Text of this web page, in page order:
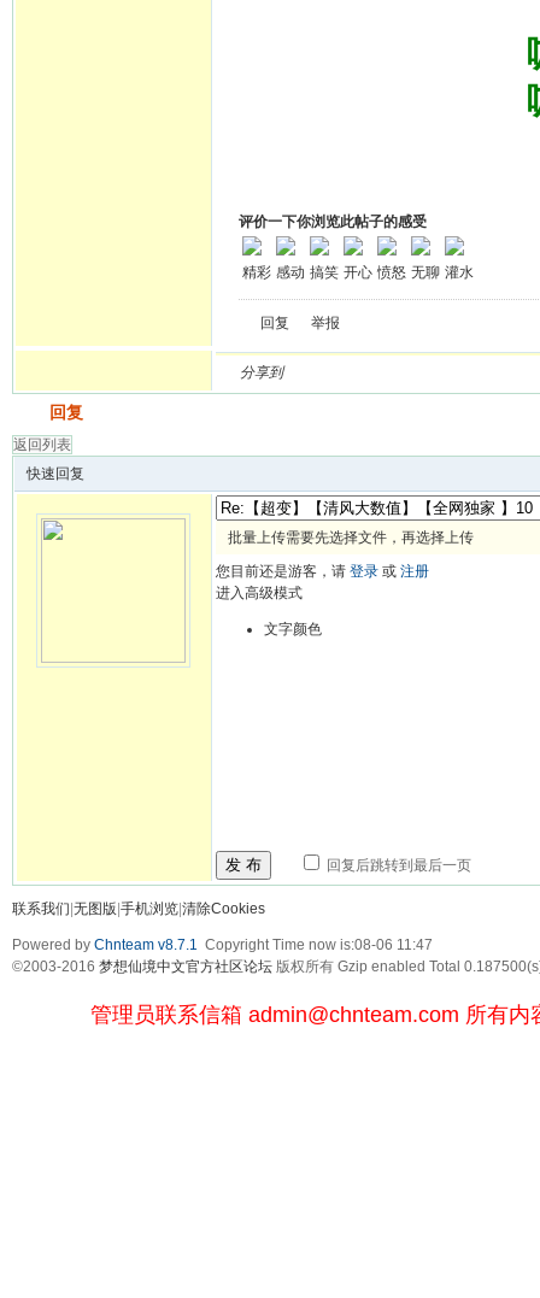
评价一下你浏览此帖子的感受
精彩 感动 搞笑 开心 愤怒 无聊 灌水
回复 举报
分享到
回复
返回列表
快速回复
批量上传需要先选择文件，再选择上传
您目前还是游客，请 登录 或 注册
进入高级模式
文字颜色
发 布 回复后跳转到最后一页
联系我们 无图版 手机浏览 清除Cookies
Powered by Chnteam v8.7.1 Copyright Time now is:08-06 11:47
©2003-2016 梦想仙境中文官方社区论坛 版权所有 Gzip enabled Total
管理员联系信箱 admin@chnteam.com 所有内